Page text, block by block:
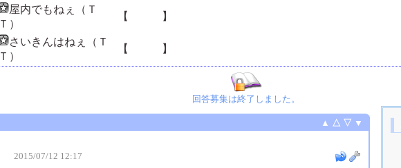
屋内でもねぇ（Ｔ
Ｔ）
【 】
さいきんはねぇ（Ｔ
Ｔ）
【 】
回答募集は終了しました。
▲ △ ▽ ▼
2015/07/12 12:17